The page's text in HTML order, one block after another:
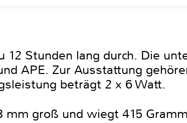
12 Stunden lang durch. Die
APE. Zur Ausstattung
beträgt 2 x 6 Watt.
mm groß und wiegt 415